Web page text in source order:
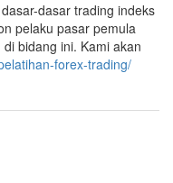
dasar trading indeks
pelaku pasar pemula
bidang ini. Kami akan
forex-trading/